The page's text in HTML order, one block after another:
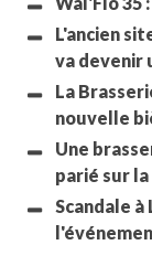
L'ancien
va devenir
La
nouvelle
Une
parié sur
Scandale